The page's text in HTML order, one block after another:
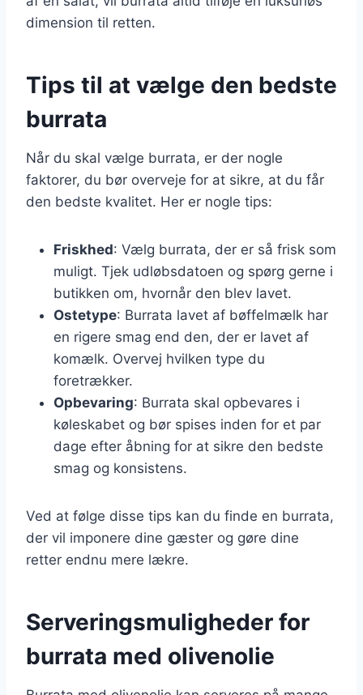
dimension til retten.
Tips til at vælge den bedste
burrata
Når du skal vælge burrata, er der nogle
faktorer, du bør overveje for at sikre, at du får
den bedste kvalitet. Her er nogle tips:
Friskhed: Vælg burrata, der er så frisk som
muligt. Tjek udløbsdatoen og spørg gerne i
butikken om, hvornår den blev lavet.
Ostetype: Burrata lavet af bøffelmælk har
en rigere smag end den, der er lavet af
komælk. Overvej hvilken type du
foretrækker.
Opbevaring: Burrata skal opbevares i
køleskabet og bør spises inden for et par
dage efter åbning for at sikre den bedste
smag og konsistens.
Ved at følge disse tips kan du finde en burrata,
der vil imponere dine gæster og gøre dine
retter endnu mere lækre.
Serveringsmuligheder for
burrata med olivenolie